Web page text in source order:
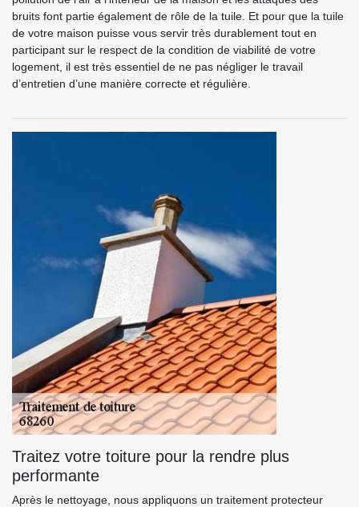
bruits font partie également de rôle de la tuile. Et pour que la tuile
de votre maison puisse vous servir très durablement tout en
participant sur le respect de la condition de viabilité de votre
logement, il est très essentiel de ne pas négliger le travail
d’entretien d’une manière correcte et régulière.
Traitez votre toiture pour la rendre plus
performante
Après le nettoyage, nous appliquons un traitement protecteur